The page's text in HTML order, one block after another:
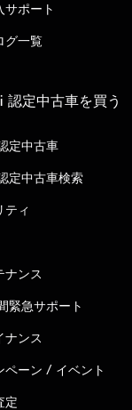
サポート
グ一覧
定中古車を買う
定中古車
定中古車検索
ティ
ナンス
緊急サポート
ナンス
ペーン / イベント
定